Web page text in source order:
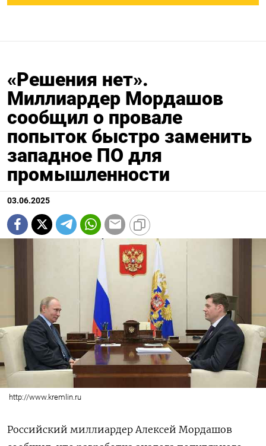
«Решения нет».
Миллиардер Мордашов
сообщил о провале
попыток быстро заменить
западное ПО для
промышленности
03.06.2025
http://www.kremlin.ru
Российский миллиардер Алексей Мордашов